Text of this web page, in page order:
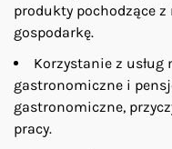
produkty pochodzące
gospodarkę.
Korzystanie z
gastronomiczne i
gastronomiczne,
pracy.